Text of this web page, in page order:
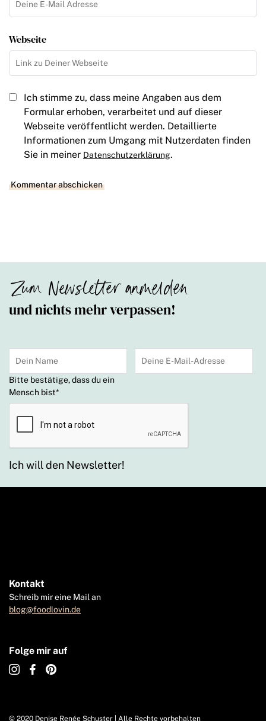
Webseite
Ich stimme zu, dass meine Angaben aus dem
Formular erhoben, verarbeitet und auf dieser
Webseite veröffentlicht werden. Detaillierte
Informationen zum Umgang mit Nutzerdaten finden
Sie in meiner Datenschutzerklärung.
Zum Newsletter anmelden
und nichts mehr verpassen!
Bitte bestätige, dass du ein
Mensch bist*
Ich will den Newsletter!
Kontakt
Schreib mir eine Mail an
blog@foodlovin.de
Folge mir auf
© 2020 Denise Renée Schuster | Alle Rechte vorbehalten